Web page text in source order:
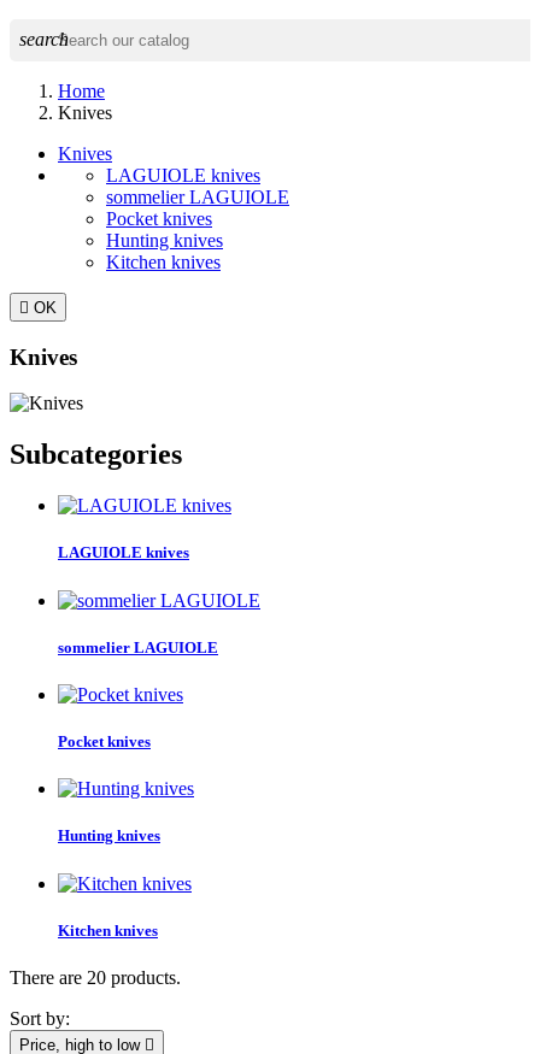
search
Home
Knives
Knives
LAGUIOLE knives
sommelier LAGUIOLE
Pocket knives
Hunting knives
Kitchen knives
 OK
Knives
Subcategories
LAGUIOLE knives
sommelier LAGUIOLE
Pocket knives
Hunting knives
Kitchen knives
There are 20 products.
Sort by:
Price, high to low 